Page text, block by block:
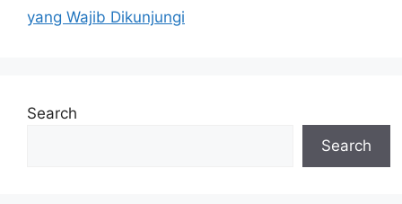
yang Wajib Dikunjungi
Search
Search